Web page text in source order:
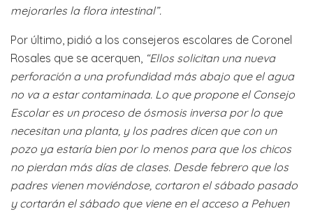
mejorarles la flora intestinal”.
Por último, pidió a los consejeros escolares de Coronel
Rosales que se acerquen, “Ellos solicitan una nueva
perforación a una profundidad más abajo que el agua
no va a estar contaminada. Lo que propone el Consejo
Escolar es un proceso de ósmosis inversa por lo que
necesitan una planta, y los padres dicen que con un
pozo ya estaría bien por lo menos para que los chicos
no pierdan más días de clases. Desde febrero que los
padres vienen moviéndose, cortaron el sábado pasado
y cortarán el sábado que viene en el acceso a Pehuen